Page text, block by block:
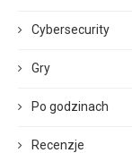
Cybersecurity
Gry
Po godzinach
Recenzje